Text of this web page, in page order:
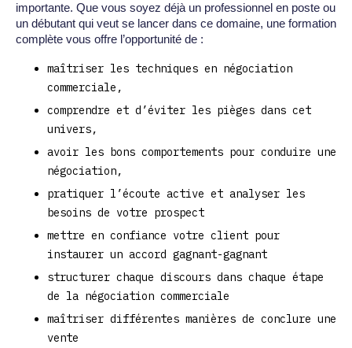
importante. Que vous soyez déjà un professionnel en poste ou
un débutant qui veut se lancer dans ce domaine, une formation
complète vous offre l’opportunité de :
maîtriser les techniques en négociation
commerciale,
comprendre et d’éviter les pièges dans cet
univers,
avoir les bons comportements pour conduire une
négociation,
pratiquer l’écoute active et analyser les
besoins de votre prospect
mettre en confiance votre client pour
instaurer un accord gagnant-gagnant
structurer chaque discours dans chaque étape
de la négociation commerciale
maîtriser différentes manières de conclure une
vente